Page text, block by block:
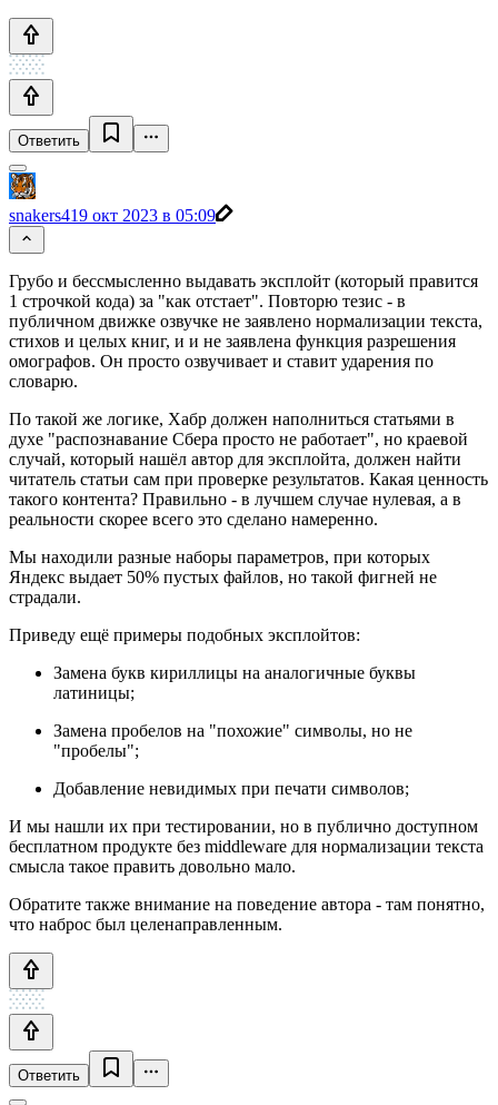
Ответить
snakers419 окт 2023 в 05:09
Грубо и бессмысленно выдавать эксплойт (который правится
1 строчкой кода) за "как отстает". Повторю тезис - в
публичном движке озвучке не заявлено нормализации текста,
стихов и целых книг, и и не заявлена функция разрешения
омографов. Он просто озвучивает и ставит ударения по
словарю.
По такой же логике, Хабр должен наполниться статьями в
духе "распознавание Сбера просто не работает", но краевой
случай, который нашёл автор для эксплойта, должен найти
читатель статьи сам при проверке результатов. Какая ценность
такого контента? Правильно - в лучшем случае нулевая, а в
реальности скорее всего это сделано намеренно.
Мы находили разные наборы параметров, при которых
Яндекс выдает 50% пустых файлов, но такой фигней не
страдали.
Приведу ещё примеры подобных эксплойтов:
Замена букв кириллицы на аналогичные буквы
латиницы;
Замена пробелов на "похожие" символы, но не
"пробелы";
Добавление невидимых при печати символов;
И мы нашли их при тестировании, но в публично доступном
бесплатном продукте без middleware для нормализации текста
смысла такое править довольно мало.
Обратите также внимание на поведение автора - там понятно,
что наброс был целенаправленным.
Ответить